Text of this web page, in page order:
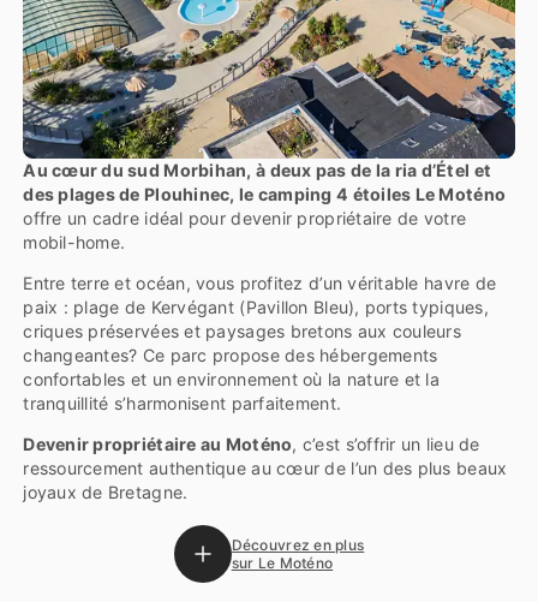
Au cœur du sud Morbihan, à deux pas de la ria d’Étel et
des plages de Plouhinec, le camping 4 étoiles Le Moténo
offre un cadre idéal pour devenir propriétaire de votre
mobil-home.
Entre terre et océan, vous profitez d’un véritable havre de
paix : plage de Kervégant (Pavillon Bleu), ports typiques,
criques préservées et paysages bretons aux couleurs
changeantes? Ce parc propose des hébergements
confortables et un environnement où la nature et la
tranquillité s’harmonisent parfaitement.
Devenir propriétaire au Moténo, c’est s’offrir un lieu de
ressourcement authentique au cœur de l’un des plus beaux
joyaux de Bretagne.
Découvrez en plus
sur Le Moténo